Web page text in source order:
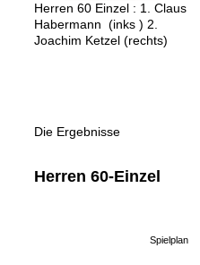
Herren 60 Einzel : 1. Claus
Habermann (inks ) 2.
Joachim Ketzel (rechts)
Die Ergebnisse
Herren 60-Einzel
Spielplan